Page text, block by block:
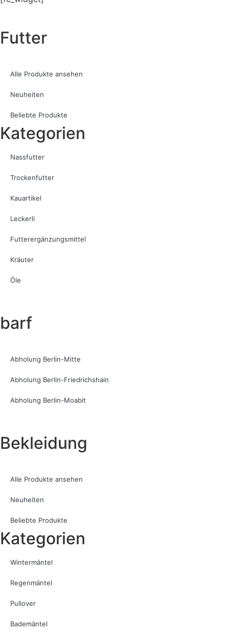
Futter
Alle Produkte ansehen
Neuheiten
Beliebte Produkte
Kategorien
Nassfutter
Trockenfutter
Kauartikel
Leckerli
Futterergänzungsmittel
Kräuter
Öle
barf
Abholung Berlin-Mitte
Abholung Berlin-Friedrichshain
Abholung Berlin-Moabit
Bekleidung
Alle Produkte ansehen
Neuheiten
Beliebte Produkte
Kategorien
Wintermäntel
Regenmäntel
Pullover
Bademäntel